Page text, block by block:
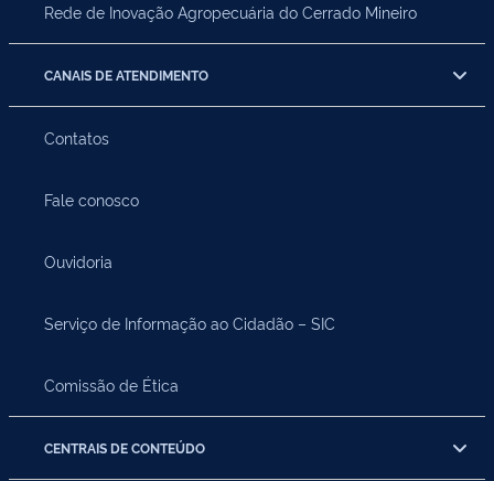
Rede de Inovação Agropecuária do Cerrado Mineiro
CANAIS DE ATENDIMENTO
Contatos
Fale conosco
Ouvidoria
Serviço de Informação ao Cidadão – SIC
Comissão de Ética
CENTRAIS DE CONTEÚDO